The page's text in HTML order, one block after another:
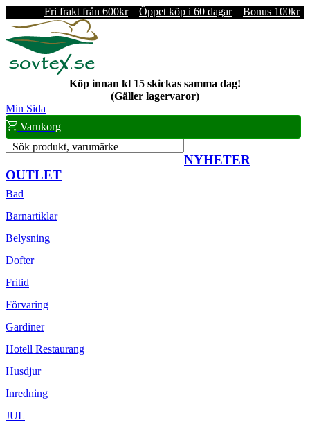
Fri frakt från 600kr Öppet köp i 60 dagar Bonus 100kr
Köp innan kl 15 skickas samma dag!
(Gäller lagervaror)
Min Sida
Varukorg
Sök produkt, varumärke
NYHETER
OUTLET
Bad
Barnartiklar
Belysning
Dofter
Fritid
Förvaring
Gardiner
Hotell Restaurang
Husdjur
Inredning
JUL